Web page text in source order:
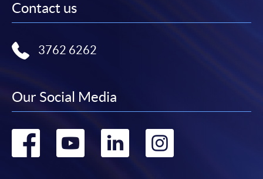
課程/科目報名注意事項:
JavaScript程式瀏覽器的電腦上進行。建議選用
必須重新開始整個申請程序。
報讀優惠，請親臨學院的報名中心報名。
在網上報名過程中，由於提交課程申請和付款在系
Contact us
3762 6262
Our Social Media
Go Go Go Go